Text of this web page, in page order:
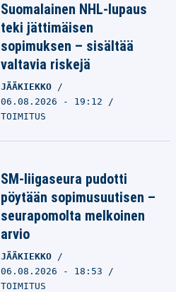
Suomalainen NHL-lupaus
teki jättimäisen
sopimuksen – sisältää
valtavia riskejä
JÄÄKIEKKO
06.08.2026 - 19:12
TOIMITUS
SM-liigaseura pudotti
pöytään sopimusuutisen –
seurapomolta melkoinen
arvio
JÄÄKIEKKO
06.08.2026 - 18:53
TOIMITUS